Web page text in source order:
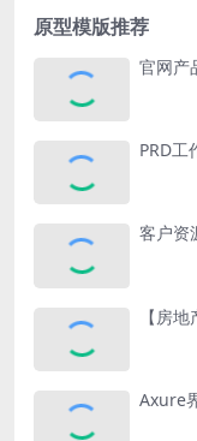
原型模版推荐
官网产
PRD
客户资
【房
Axure